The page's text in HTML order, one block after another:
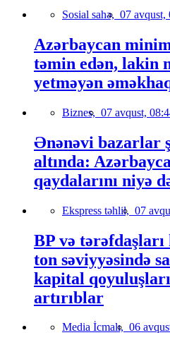
Sosial sahə, 07 avqust,
Azərbaycan
təmin edən, lakin
yetməyən
Biznes, 07 avqust,
Ənənəvi bazarlar
altında:
qaydalarını niyə
Ekspress təhlil, 07
BP və
ton səviyyəsində
kapital
artırıblar
Media İcmalı, 06